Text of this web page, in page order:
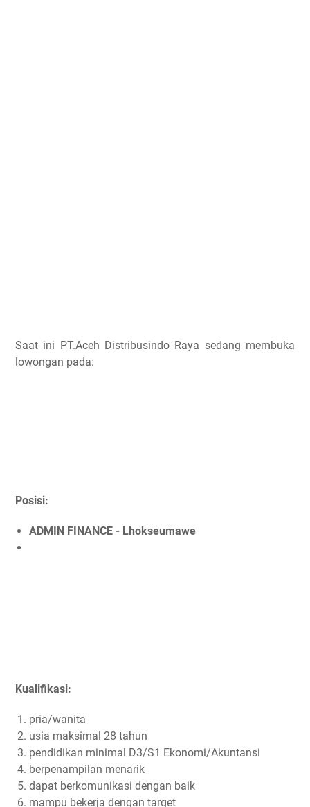
Saat ini PT.Aceh Distribusindo Raya sedang membuka
lowongan pada:
Posisi:
ADMIN FINANCE - Lhokseumawe
Kualifikasi:
pria/wanita
usia maksimal 28 tahun
pendidikan minimal D3/S1 Ekonomi/Akuntansi
berpenampilan menarik
dapat berkomunikasi dengan baik
mampu bekerja dengan target